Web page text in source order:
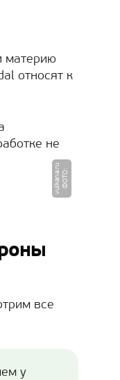
материю
относят к
не
Ф
О
Т
О
:
v
u
l
k
a
n
a.
r
u
все
у